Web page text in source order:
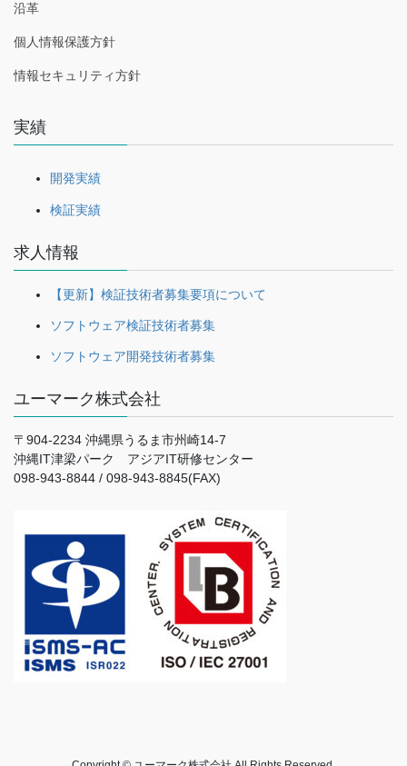
沿革
個人情報保護方針
情報セキュリティ方針
実績
開発実績
検証実績
求人情報
【更新】検証技術者募集要項について
ソフトウェア検証技術者募集
ソフトウェア開発技術者募集
ユーマーク株式会社
〒904-2234 沖縄県うるま市州崎14-7
沖縄IT津梁パーク アジアIT研修センター
098-943-8844 / 098-943-8845(FAX)